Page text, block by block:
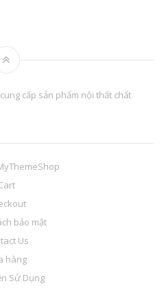
cấp sản phẩm nội thất chất
bảo mật
Us
hàng
Sử Dụng